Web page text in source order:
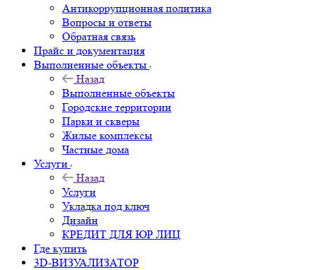
Антикоррупционная политика
Вопросы и ответы
Обратная связь
Прайс и документация
Выполненные объекты
Назад
Выполненные объекты
Городские территории
Парки и скверы
Жилые комплексы
Частные дома
Услуги
Назад
Услуги
Укладка под ключ
Дизайн
КРЕДИТ ДЛЯ ЮР ЛИЦ
Где купить
3D-ВИЗУАЛИЗАТОР